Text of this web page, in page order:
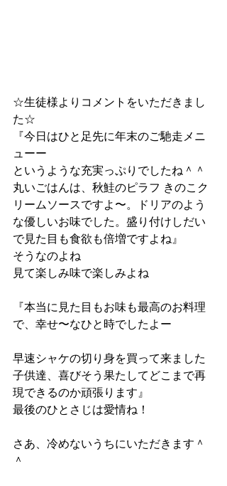
☆生徒様よりコメントをいただきまし
た☆
『今日はひと足先に年末のご馳走メニ
ュー️ー
というような充実っぷりでしたね＾＾
丸いごはんは、秋鮭のピラフ きのこク
リームソースですよ〜。ドリアのよう
な優しいお味でした。盛り付けしだい
で見た目も食欲も倍増ですよね』
そうなのよね
見て楽しみ味で楽しみよね
『本当に見た目もお味も最高のお料理
で、幸せ〜なひと時でしたよー
早速シャケの切り身を買って来ました
子供達、喜びそう果たしてどこまで再
現できるのか️頑張ります』
最後のひとさじは愛情ね！
さあ、冷めないうちにいただきます＾
＾